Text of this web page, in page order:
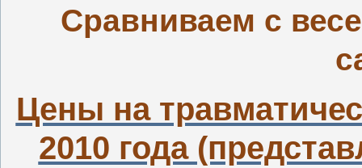
Сравниваем с
Цены на
2010 года